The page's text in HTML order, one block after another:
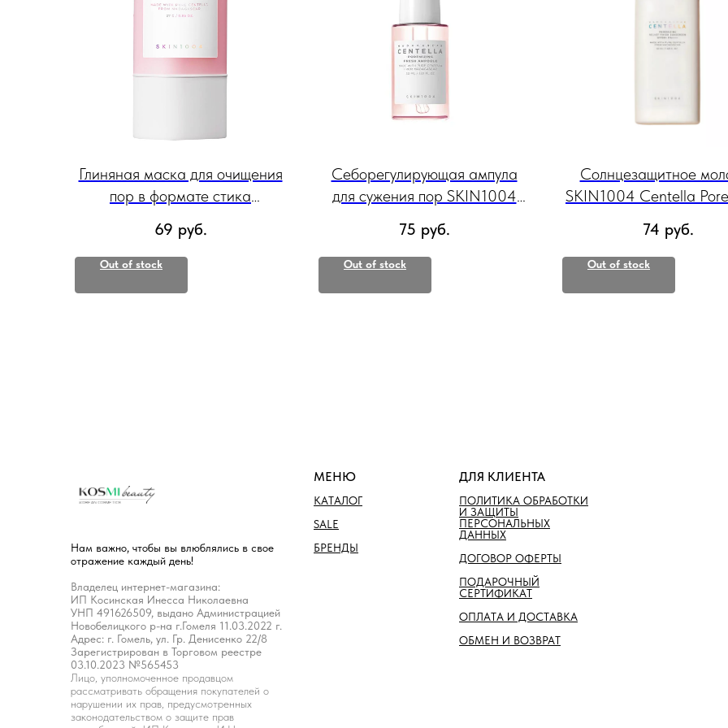
Глиняная маска для очищения
пор в формате стика
Clay Stick Mask, 27 гр
69 руб.
Out of stock
Себорегулирующая ампула
для сужения пор SKIN1004
Poremizing Fresh Ampoule,
30/50/100 мл.
75 руб.
Out of stock
Солнцезащитное
SKIN1004 Centella
50мл
74 руб.
Out of stock
Нам важно, чтобы вы влюблялись в свое
отражение каждый день!
Владелец интернет-магазина:
ИП Косинская Инесса Николаевна
УНП 491626509, выдано Администрацией
Новобелицкого р-на г.Гомеля 11.03.2022 г.
Адрес: г. Гомель, ул. Гр. Денисенко 22/8
Зарегистрирован в Торговом реестре
03.10.2023 №565453
Лицо, уполномоченное продавцом
рассматривать обращения покупателей о
нарушении их прав, предусмотренных
законодательством о защите прав
МЕНЮ
КАТАЛОГ
SALE
БРЕНДЫ
ДЛЯ КЛИЕНТА
ПОЛИТИКА ОБРАБОТКИ
И ЗАЩИТЫ
ПЕРСОНАЛЬНЫХ
ДАННЫХ
ДОГОВОР ОФЕРТЫ
ПОДАРОЧНЫЙ
СЕРТИФИКАТ
ОПЛАТА И ДОСТАВКА
ОБМЕН И ВОЗВРАТ